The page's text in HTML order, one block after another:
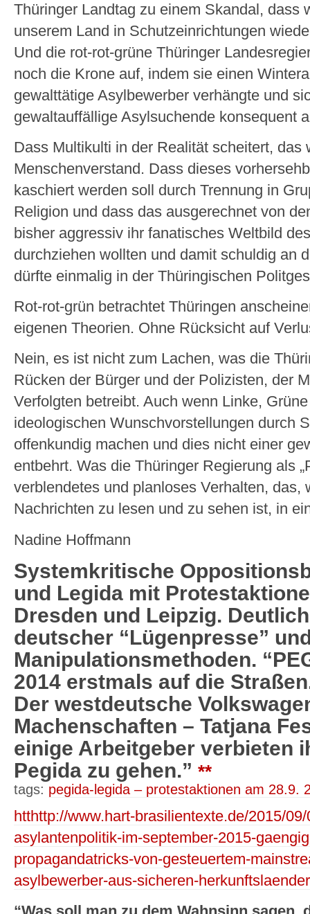
Thüringer Landtag zu einem Skandal, dass
unserem Land in Schutzeinrichtungen
Und die rot-rot-grüne Thüringer
noch die Krone auf, indem sie einen
gewalttätige Asylbewerber verhängte und
gewaltauffällige Asylsuchende konsequent
Dass Multikulti in der Realität scheitert, das
Menschenverstand. Dass dieses
kaschiert werden soll durch Trennung in
Religion und dass das ausgerechnet von
bisher aggressiv ihr fanatisches Weltbild
durchziehen wollten und damit schuldig an
dürfte einmalig in der Thüringischen
Rot-rot-grün betrachtet Thüringen
eigenen Theorien. Ohne Rücksicht auf
Nein, es ist nicht zum Lachen, was die
Rücken der Bürger und der Polizisten, der
Verfolgten betreibt. Auch wenn Linke,
ideologischen Wunschvorstellungen durch
offenkundig machen und dies nicht einer
entbehrt. Was die Thüringer Regierung als
verblendetes und planloses Verhalten, das,
Nachrichten zu lesen und zu sehen ist, in
Nadine Hoffmann
Systemkritische
und Legida mit
Dresden und Leipzig.
deutscher “Lügenpresse”
Manipulationsmethoden.
2014 erstmals auf die
Der westdeutsche
Machenschaften – Tatjana
einige Arbeitgeber verbieten
Pegida zu gehen.” **
tags: pegida-legida – protestaktionen am 28.9.
htthttp://www.hart-brasilientexte.de/2015/
asylantenpolitik-im-september-2015-
propagandatricks-von-gesteuertem-
asylbewerber-aus-sicheren-